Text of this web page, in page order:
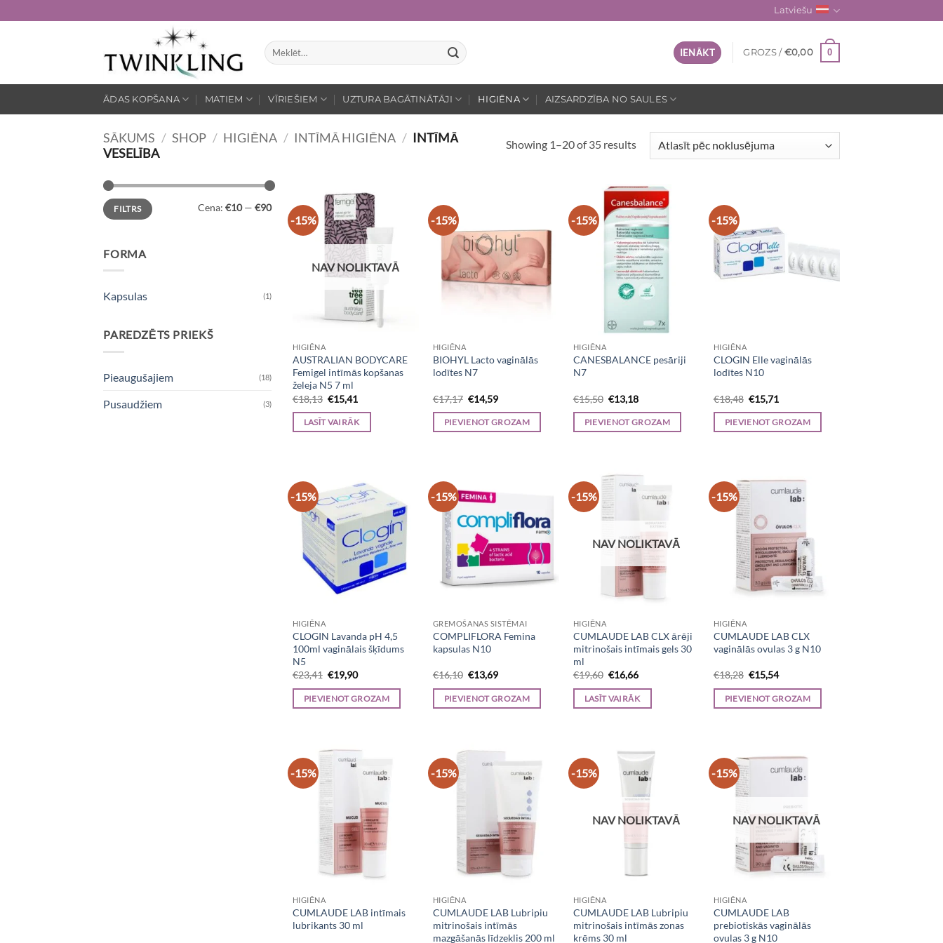
to
Latviešu
Meklēt:
IENĀKT GROZS / €0,00 0
ĀDAS KOPŠANA MATIEM VĪRIEŠIEM UZTURA BAGĀTINĀTĀJI HIGIĒNA AIZSARDZĪBA NO SAULES
SĀKUMS / SHOP / HIGIĒNA / INTĪMĀ HIGIĒNA / INTĪMĀ
VESELĪBA
Showing 1–20 of 35 results
Min.
cena
Maks.
cenaFILTRS Cena: €10— €90
FORMA
Kapsulas (1)
PAREDZĒTS PRIEKŠ
Pieaugušajiem (18)
Pusaudžiem (3)
-15%
NAV NOLIKTAVĀ
HIGIĒNA
AUSTRALIAN BODYCARE
Femigel intīmās kopšanas
želeja N5 7 ml
€18,13 Original
price
was:
€18,13.
€15,41
is:
€15,41.
LASĪT VAIRĀK
-15%
HIGIĒNA
BIOHYL Lacto vaginālās
lodītes N7
€17,17 Original
price
was:
€17,17.
€14,59Current
is:
€14,59.
PIEVIENOT GROZAM
-15%
HIGIĒNA
CANESBALANCE pesāriji
N7
€15,50 Original
price
was:
€15,50.
€13,18Current
is:
€13,18.
PIEVIENOT GROZAM
-15%
HIGIĒNA
CLOGIN Elle vaginālās
lodītes N10
€18,48 Original
price
was:
€18,48.
€15,71
is:
€15,71.
PIEVIENOT GROZAM
-15%
HIGIĒNA
CLOGIN Lavanda pH 4,5
100ml vaginālais šķīdums
N5
€23,41 Original
was:
€23,41.
€19,90Current
is:
€19,90.
PIEVIENOT GROZAM
-15%
GREMOŠANAS SISTĒMAI
COMPLIFLORA Femina
kapsulas N10
€16,10 Original
was:
€16,10.
€13,69Current
is:
€13,69.
PIEVIENOT GROZAM
-15%
NAV NOLIKTAVĀ
HIGIĒNA
CUMLAUDE LAB CLX ārēji
mitrinošais intīmais gels 30
ml
€19,60 Original
was:
€19,60.
€16,66Current
is:
€16,66.
LASĪT VAIRĀK
-15%
HIGIĒNA
CUMLAUDE LAB CLX
vaginālās ovulas 3 g N10
€18,28 Original
was:
€18,28.
€15,54Current
is:
€15,54.
PIEVIENOT GROZAM
-15%
HIGIĒNA
CUMLAUDE LAB intīmais
lubrikants 30 ml
-15%
HIGIĒNA
CUMLAUDE LAB Lubripiu
mitrinošais intīmās
mazgāšanās līdzeklis 200 ml
-15%
NAV NOLIKTAVĀ
HIGIĒNA
CUMLAUDE LAB Lubripiu
mitrinošais intīmās zonas
krēms 30 ml
-15%
NAV NOLIKTAVĀ
HIGIĒNA
CUMLAUDE LAB
prebiotiskās vaginālās
ovulas 3 g N10